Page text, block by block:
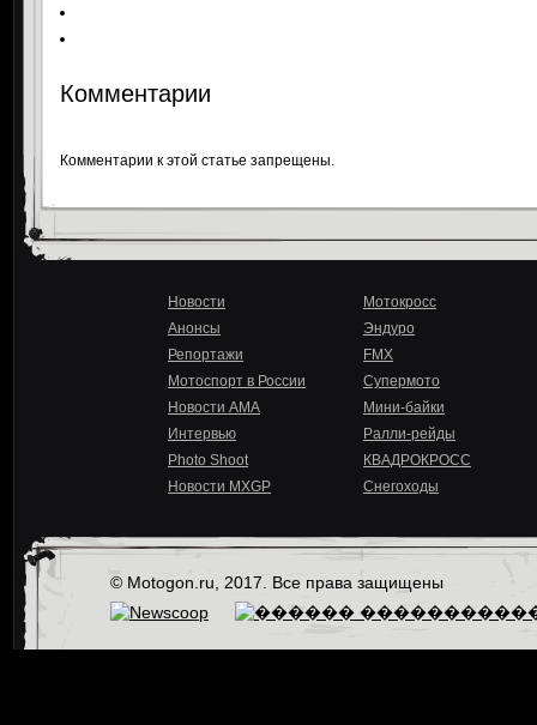
Комментарии
Комментарии к этой статье запрещены.
Новости
Анонсы
Репортажи
Мотоспорт в России
Новости AMA
Интервью
Photo Shoot
Новости MXGP
Мотокросс
Эндуро
FMX
Супермото
Мини-байки
Ралли-рейды
КВАДРОКРОСС
Снегоходы
© Motogon.ru, 2017. Все права защищены